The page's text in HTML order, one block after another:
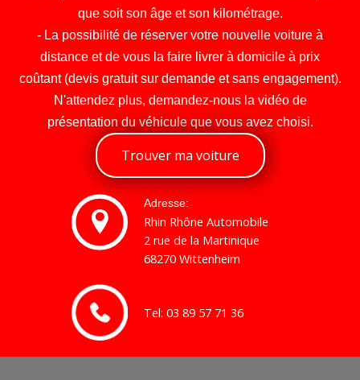
que soit son âge et son kilométrage.
- La possibilité de réserver votre nouvelle voiture à
distance et de vous la faire livrer à domicile à prix
coûtant (devis gratuit sur demande et sans engagement).
N'attendez plus, demandez-nous la vidéo de
présentation du véhicule que vous avez choisi.
Trouver ma voiture
Adresse:
Rhin Rhône Automobile
2 rue de la Martinique
68270 Wittenheim
Tel: 03 89 57 71 36